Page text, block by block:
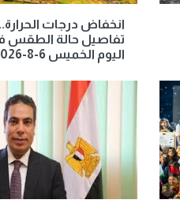
انخفاض درجات الحرارة..
تفاصيل حالة الطقس
اليوم الخميس 6-8-2026